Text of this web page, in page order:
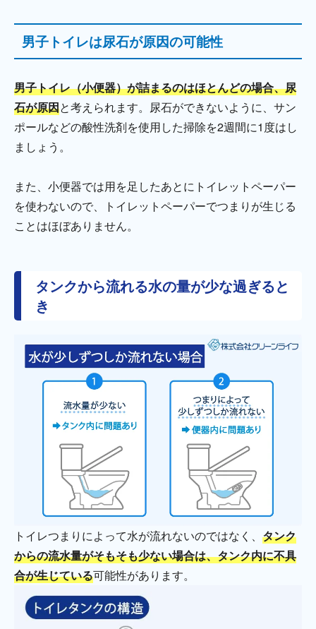
男子トイレは尿石が原因の可能性
男子トイレ（小便器）が詰まるのはほとんどの場合、尿
石が原因と考えられます。尿石ができないように、サン
ポールなどの酸性洗剤を使用した掃除を2週間に1度はし
ましょう。
また、小便器では用を足したあとにトイレットペーパー
を使わないので、トイレットペーパーでつまりが生じる
ことはほぼありません。
タンクから流れる水の量が少な過ぎると
き
トイレつまりによって水が流れないのではなく、 タンク
からの流水量がそもそも少ない場合は、タンク内に不具
合が生じている可能性があります。